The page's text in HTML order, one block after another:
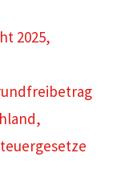
2025,
,